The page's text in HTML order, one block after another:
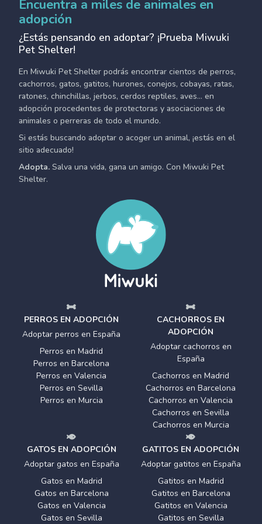
Encuentra a miles de animales en
adopción
¿Estás pensando en adoptar? ¡Prueba Miwuki
Pet Shelter!
En Miwuki Pet Shelter podrás encontrar cientos de perros,
cachorros, gatos, gatitos, hurones, conejos, cobayas, ratas,
ratones, chinchillas, jerbos, cerdos reptiles, aves... en
adopción procedentes de protectoras y asociaciones de
animales o perreras de todo el mundo.
Si estás buscando adoptar o acoger un animal, ¡estás en el
sitio adecuado!
Adopta. Salva una vida, gana un amigo. Con Miwuki Pet
Shelter.
PERROS EN ADOPCIÓN
Adoptar perros en España
Perros en Madrid
Perros en Barcelona
Perros en Valencia
Perros en Sevilla
Perros en Murcia
CACHORROS EN
ADOPCIÓN
Adoptar cachorros en
España
Cachorros en Madrid
Cachorros en Barcelona
Cachorros en Valencia
Cachorros en Sevilla
Cachorros en Murcia
GATOS EN ADOPCIÓN
Adoptar gatos en España
Gatos en Madrid
Gatos en Barcelona
Gatos en Valencia
Gatos en Sevilla
GATITOS EN ADOPCIÓN
Adoptar gatitos en España
Gatitos en Madrid
Gatitos en Barcelona
Gatitos en Valencia
Gatitos en Sevilla